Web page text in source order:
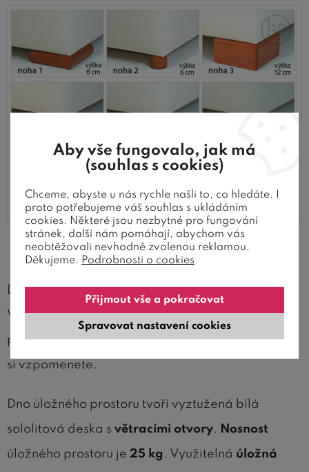
Praktický úložný prostor se vždy hodí
Díky zabudovanému úložnému prostoru v posteli
Veneto najdete místo například pro oblečení,
prádlo, ručníky nebo jiné lehčí předměty, na které
si vzpomenete.
Dno úložného prostoru tvoří vyztužená bílá
sololitová deska s větracími otvory. Nosnost
úložného prostoru je 25 kg . Využitelná úložná
Aby vše fungovalo, jak má
(souhlas s cookies)
Chceme, abyste u nás rychle našli to, co hledáte. I
proto potřebujeme váš souhlas s ukládáním
cookies. Některé jsou nezbytné pro fungování
stránek, další nám pomáhají, abychom vás
neobtěžovali nevhodně zvolenou reklamou.
Děkujeme. Podrobnosti o cookies
Spravovat nastavení cookies
Přijmout vše a pokračovat